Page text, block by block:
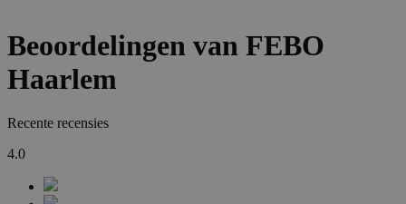
Beoordelingen van FEBO
Haarlem
Recente recensies
4.0